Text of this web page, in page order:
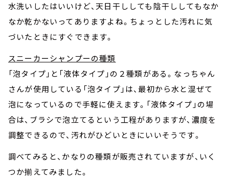
水洗いしたはいいけど、天日干ししても陰干ししてもなか
なか乾かないってありますよね。ちょっとした汚れに気
づいたときにすぐできます。
スニーカーシャンプーの種類
「泡タイプ」と「液体タイプ」の２種類がある。なっちゃん
さんが使用している「泡タイプ」は、最初から水と混ぜて
泡になっているので手軽に使えます。「液体タイプ」の場
合は、ブラシで泡立てるという工程がありますが、濃度を
調整できるので、汚れがひどいときにいいそうです。
調べてみると、かなりの種類が販売されていますが、いく
つか揃えてみました。